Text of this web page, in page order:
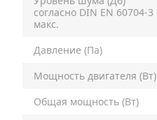
согласно DIN EN 60704-3
макс.
Давление (Па)
Мощность двигателя (Вт)
Общая мощность (Вт)